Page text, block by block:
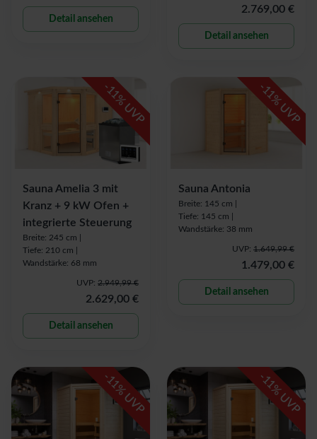
Detail ansehen
2.769,00 €
Detail ansehen
-
11
% UVP
Sauna Amelia 3 mit
Kranz + 9 kW Ofen +
integrierte Steuerung
Breite: 245 cm |
Tiefe: 210 cm |
Wandstärke: 68 mm
UVP: 2.949,99 €
2.629,00 €
Detail ansehen
-
11
% UVP
Sauna Antonia
Breite: 145 cm |
Tiefe: 145 cm |
Wandstärke: 38 mm
UVP: 1.649,99 €
1.479,00 €
Detail ansehen
-
11
% UVP
-
11
% UVP